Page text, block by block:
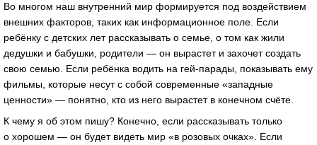
Во многом наш внутренний мир формируется под воздействием
внешних факторов, таких как информационное поле. Если
ребёнку с детских лет рассказывать о семье, о том как жили
дедушки и бабушки, родители — он вырастет и захочет создать
свою семью. Если ребёнка водить на гей-парады, показывать ему
фильмы, которые несут с собой современные «западные
ценности» — понятно, кто из него вырастет в конечном счёте.
К чему я об этом пишу? Конечно, если рассказывать только
о хорошем — он будет видеть мир «в розовых очках». Если